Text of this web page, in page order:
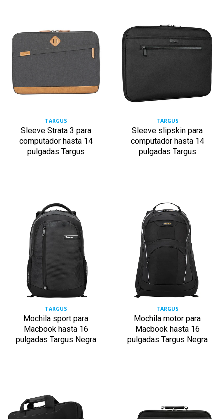
TARGUS
Sleeve Strata 3 para
computador hasta 14
pulgadas Targus
TARGUS
Sleeve slipskin para
computador hasta 14
pulgadas Targus
TARGUS
Mochila sport para
Macbook hasta 16
pulgadas Targus Negra
TARGUS
Mochila motor para
Macbook hasta 16
pulgadas Targus Negra